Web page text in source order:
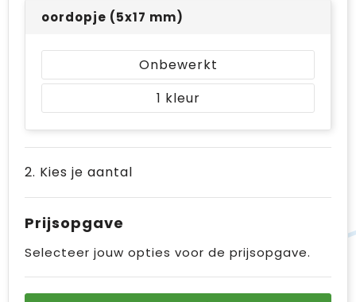
oordopje (5x17 mm)
Onbewerkt
1
2. Kies je aantal
Prijsopgave
Selecteer jouw opties voor de prijsopgave.